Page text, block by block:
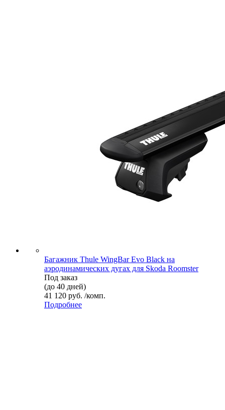
Багажник Thule WingBar Evo Black на
аэродинамических дугах для Skoda Roomster
Под заказ
(до 40 дней)
41 120 руб. /комп.
Подробнее